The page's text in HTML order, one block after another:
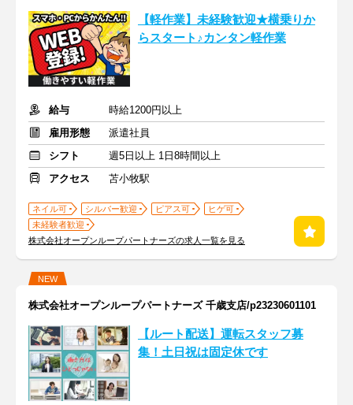
【軽作業】未経験歓迎★横乗りか
らスタート♪カンタン軽作業
給与
時給1200円以上
雇用形態
派遣社員
シフト
週5日以上 1日8時間以上
アクセス
苫小牧駅
ネイル可 シルバー歓迎 ピアス可
ヒゲ可
未経験者歓迎
株式会社オープンループパートナーズの求人一覧を見る
NEW
株式会社オープンループパートナーズ 千歳支店/p23230601101
【ルート配送】運転スタッフ募
集！土日祝は固定休です